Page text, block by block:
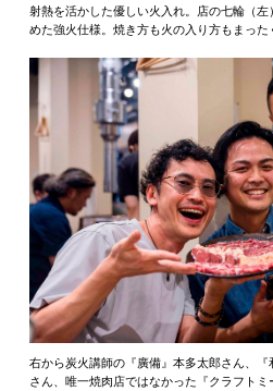
射熱を活かした優しい火入れ。店の七輪（
めた強火仕様。焼き方も火の入り方もまった
右から炭火講師の『廣備』本多太郎さん、
さん、唯一焼肉店ではなかった『クラフト